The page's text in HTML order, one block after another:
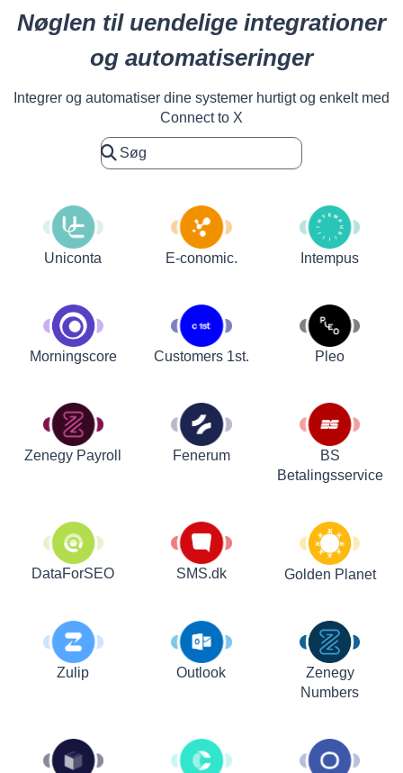
Nøglen til uendelige integrationer
og automatiseringer
Integrer og automatiser dine systemer hurtigt og enkelt med
Connect to X
Uniconta E-conomic. Intempus
Morningscore Customers 1st. Pleo
Zenegy Payroll Fenerum
BS
Betalingsservice
DataForSEO SMS.dk Golden Planet
Zulip Outlook
Zenegy
Numbers